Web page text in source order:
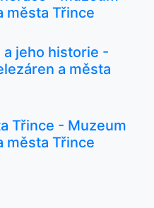
města Třince
jeho historie -
a města
Třince - Muzeum
města Třince